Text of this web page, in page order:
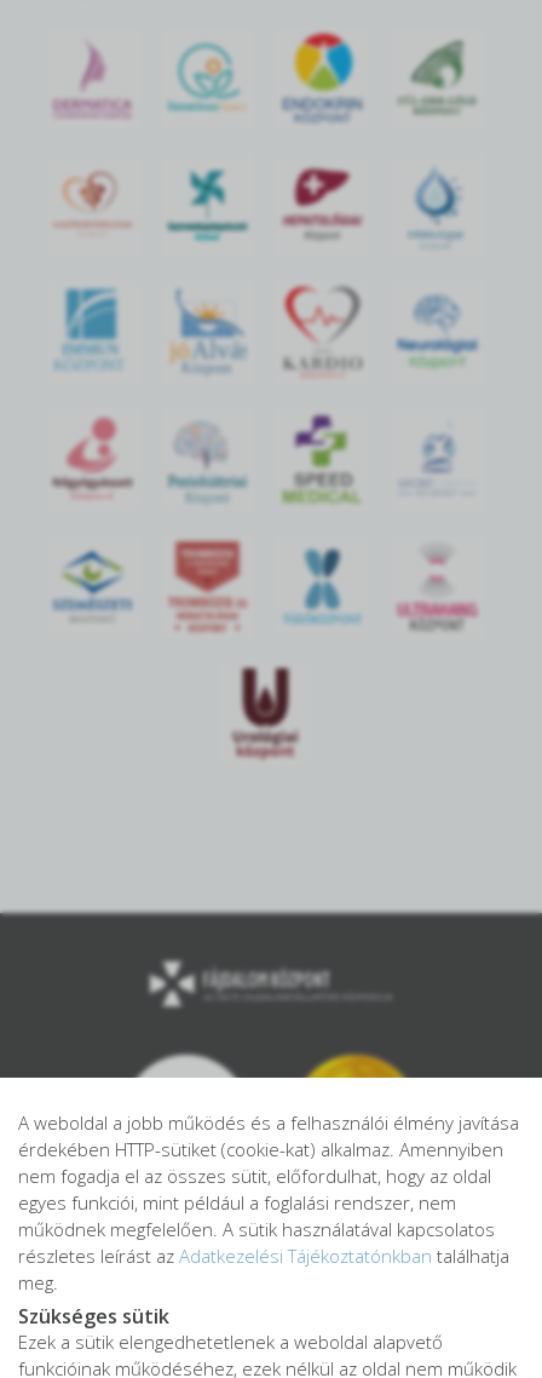
IMMUN
KÖZPONT
jó Alvás
Központ
Adatkezelési tájékoztató
A weboldal a jobb működés és a felhasználói élmény javítása
érdekében HTTP-sütiket (cookie-kat) alkalmaz. Amennyiben
nem fogadja el az összes sütit, előfordulhat, hogy az oldal
egyes funkciói, mint például a foglalási rendszer, nem
működnek megfelelően. A sütik használatával kapcsolatos
részletes leírást az Adatkezelési Tájékoztatónkban találhatja
meg.
Szükséges sütik
Ezek a sütik elengedhetetlenek a weboldal alapvető
funkcióinak működéséhez, ezek nélkül az oldal nem működik